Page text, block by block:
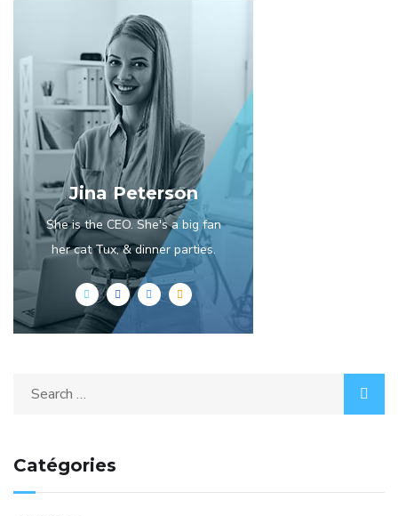
Jina Peterson
She is the CEO. She's a big fan
her cat Tux, & dinner parties.
Catégories